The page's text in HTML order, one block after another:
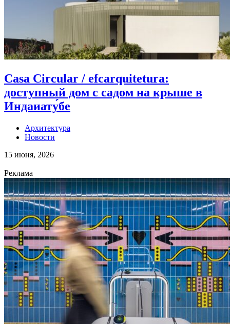
Casa Circular / efcarquitetura:
доступный дом с садом на крыше в
Индаиату́бе
Архитектура
Новости
15 июня, 2026
Реклама